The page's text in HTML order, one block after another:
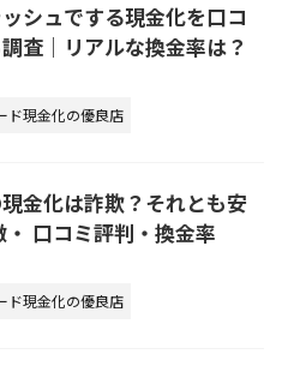
シュでする現金化を口コ
査｜リアルな換金率は？
ド現金化の優良店
金化は詐欺？それとも安
口コミ評判・換金率
ド現金化の優良店